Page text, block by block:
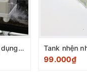
Tank tích hợp hộp bộ dụng cụ trắng size 40x20,7x23,3cm Tank nhện
99.000₫